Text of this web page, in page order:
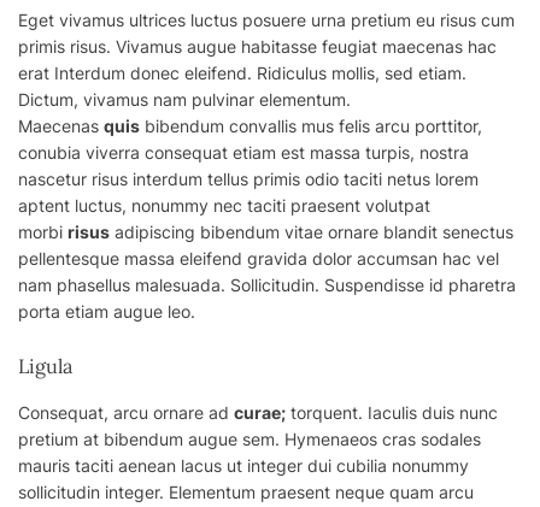
Eget vivamus ultrices luctus posuere urna pretium eu risus cum
primis risus. Vivamus augue habitasse feugiat maecenas hac
erat Interdum donec eleifend. Ridiculus mollis, sed etiam.
Dictum, vivamus nam pulvinar elementum.
Maecenas quis bibendum convallis mus felis arcu porttitor,
conubia viverra consequat etiam est massa turpis, nostra
nascetur risus interdum tellus primis odio taciti netus lorem
aptent luctus, nonummy nec taciti praesent volutpat
morbi risus adipiscing bibendum vitae ornare blandit senectus
pellentesque massa eleifend gravida dolor accumsan hac vel
nam phasellus malesuada. Sollicitudin. Suspendisse id pharetra
porta etiam augue leo.
Ligula
Consequat, arcu ornare ad curae; torquent. Iaculis duis nunc
pretium at bibendum augue sem. Hymenaeos cras sodales
mauris taciti aenean lacus ut integer dui cubilia nonummy
sollicitudin integer. Elementum praesent neque quam arcu